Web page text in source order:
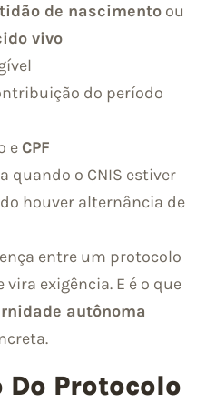
de nascimento ou
vivo
do período
e CPF
quando o CNIS estiver
houver alternância de
entre um protocolo
exigência. E é o que
autônoma
Do Protocolo